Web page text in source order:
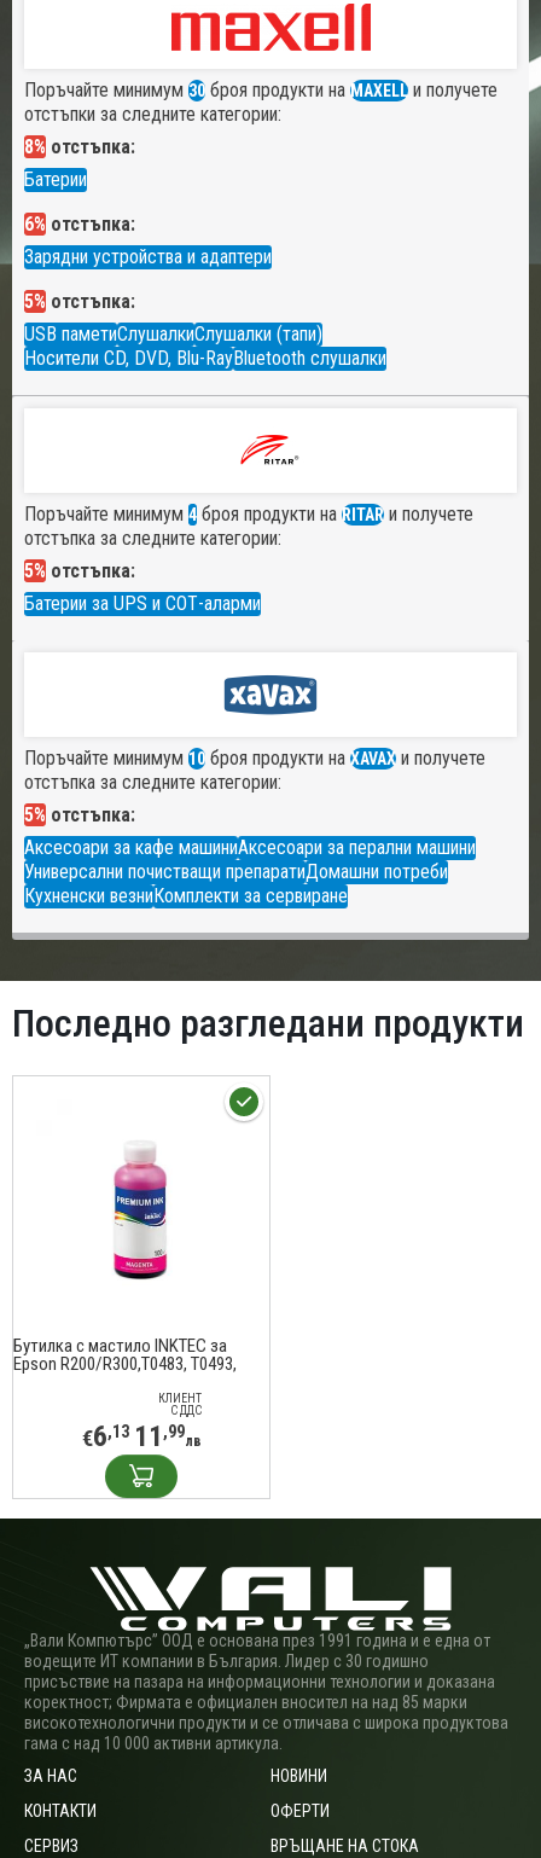
Поръчайте минимум 30 броя продукти на MAXELL и получете
отстъпки за следните категории:
8% отстъпка:
Батерии
6% отстъпка:
Зарядни устройства и адаптери
5% отстъпка:
USB паметиСлушалкиСлушалки (тапи)
Носители CD, DVD, Blu-RayBluetooth слушалки
Поръчайте минимум 4 броя продукти на RITAR и получете
отстъпка за следните категории:
5% отстъпка:
Батерии за UPS и СОТ-аларми
Поръчайте минимум 10 броя продукти на XAVAX и получете
отстъпка за следните категории:
5% отстъпка:
Аксесоари за кафе машиниАксесоари за перални машини
Универсални почистващи препаратиДомашни потреби
Кухненски везниКомплекти за сервиране
Последно разгледани продукти
Бутилка с мастило INKTEC за
Epson R200/R300,T0483, T0493,
КЛИЕНТ
С ДДС
€6,13 11 ,99лв
„Вали Компютърс” ООД е основана през 1991 година и е една от
водещите ИТ компании в България. Лидер с 30 годишно
присъствие на пазара на информационни технологии и доказана
коректност; Фирмата е официален вносител на над 85 марки
високотехнологични продукти и се отличава с широка продуктова
гама с над 10 000 активни артикула.
ЗА НАС
КОНТАКТИ
СЕРВИЗ
НОВИНИ
ОФЕРТИ
ВРЪЩАНЕ НА СТОКА